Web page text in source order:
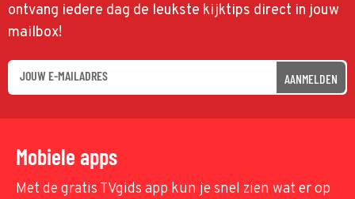
ontvang iedere dag de leukste kijktips direct in jouw
mailbox!
AANMELDEN
Mobiele apps
Met de gratis TVgids app kun je snel zien wat er op